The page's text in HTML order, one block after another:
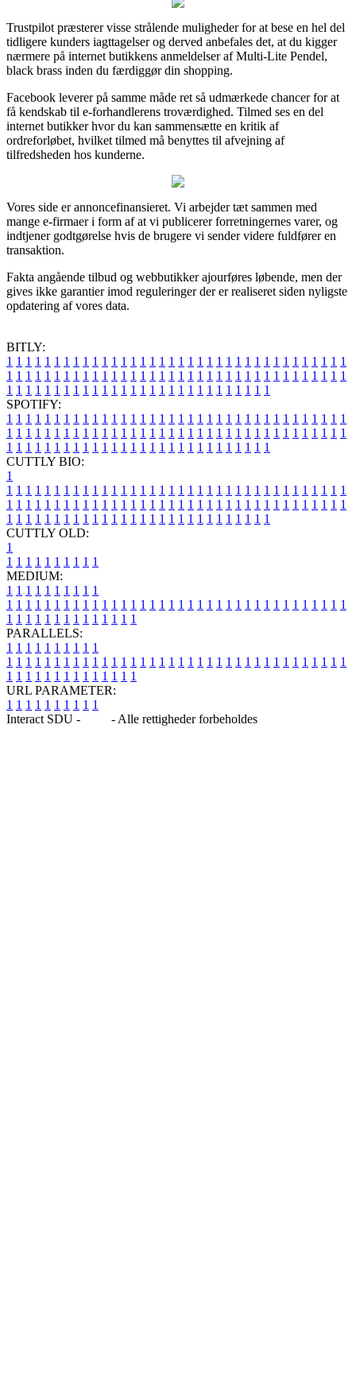
Trustpilot præsterer visse strålende muligheder for at bese en hel del
tidligere kunders iagttagelser og derved anbefales det, at du kigger
nærmere på internet butikkens anmeldelser af Multi-Lite Pendel,
black brass inden du færdiggør din shopping.
Facebook leverer på samme måde ret så udmærkede chancer for at
få kendskab til e-forhandlerens troværdighed. Tilmed ses en del
internet butikker hvor du kan sammensætte en kritik af
ordreforløbet, hvilket tilmed må benyttes til afvejning af
tilfredsheden hos kunderne.
Vores side er annoncefinansieret. Vi arbejder tæt sammen med
mange e-firmaer i form af at vi publicerer forretningernes varer, og
indtjener godtgørelse hvis de brugere vi sender videre fuldfører en
transaktion.
Fakta angående tilbud og webbutikker ajourføres løbende, men der
gives ikke garantier imod reguleringer der er realiseret siden nyligste
opdatering af vores data.
BITLY:
1 1 1 1 1 1 1 1 1 1 1 1 1 1 1 1 1 1 1 1 1 1 1 1 1 1 1 1 1 1 1 1 1 1 1 1
1 1 1 1 1 1 1 1 1 1 1 1 1 1 1 1 1 1 1 1 1 1 1 1 1 1 1 1 1 1 1 1 1 1 1 1
1 1 1 1 1 1 1 1 1 1 1 1 1 1 1 1 1 1 1 1 1 1 1 1 1 1 1 1
SPOTIFY:
1 1 1 1 1 1 1 1 1 1 1 1 1 1 1 1 1 1 1 1 1 1 1 1 1 1 1 1 1 1 1 1 1 1 1 1
1 1 1 1 1 1 1 1 1 1 1 1 1 1 1 1 1 1 1 1 1 1 1 1 1 1 1 1 1 1 1 1 1 1 1 1
1 1 1 1 1 1 1 1 1 1 1 1 1 1 1 1 1 1 1 1 1 1 1 1 1 1 1 1
CUTTLY BIO:
1
1 1 1 1 1 1 1 1 1 1 1 1 1 1 1 1 1 1 1 1 1 1 1 1 1 1 1 1 1 1 1 1 1 1 1 1
1 1 1 1 1 1 1 1 1 1 1 1 1 1 1 1 1 1 1 1 1 1 1 1 1 1 1 1 1 1 1 1 1 1 1 1
1 1 1 1 1 1 1 1 1 1 1 1 1 1 1 1 1 1 1 1 1 1 1 1 1 1 1 1
CUTTLY OLD:
1
1 1 1 1 1 1 1 1 1 1
MEDIUM:
1 1 1 1 1 1 1 1 1 1
1 1 1 1 1 1 1 1 1 1 1 1 1 1 1 1 1 1 1 1 1 1 1 1 1 1 1 1 1 1 1 1 1 1 1 1
1 1 1 1 1 1 1 1 1 1 1 1 1 1
PARALLELS:
1 1 1 1 1 1 1 1 1 1
1 1 1 1 1 1 1 1 1 1 1 1 1 1 1 1 1 1 1 1 1 1 1 1 1 1 1 1 1 1 1 1 1 1 1 1
1 1 1 1 1 1 1 1 1 1 1 1 1 1
URL PARAMETER:
1 1 1 1 1 1 1 1 1 1
Interact SDU -
- Alle rettigheder forbeholdes